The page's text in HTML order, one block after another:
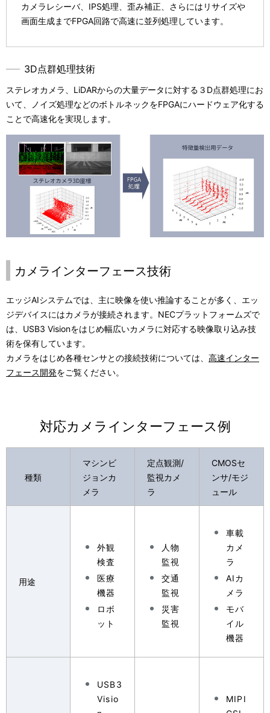
カメラレシーバ、IPS処理、歪み補正、さらにはリサイズや
画面生成までFPGA回路で高速に並列処理しています。
3D点群処理技術
ステレオカメラ、LiDARからの大量データに対する３D点群処理にお
いて、ノイズ処理などのボトルネックをFPGAにハードウェア化する
ことで高速化を実現します。
カメラインターフェース技術
エッジAIシステムでは、主に映像を使い推論することが多く、エッ
ジデバイスにはカメラが接続されます。NECプラットフォームズで
は、USB3 Visionをはじめ幅広いカメラに対応する映像取り込み技
術を保有しています。
カメラをはじめ各種センサとの接続技術については、 高速インター
フェース開発をご覧ください。
対応カメラインターフェース例
種類
マシンビ
ジョンカ
メラ
定点観測/
監視カメ
ラ
CMOSセ
ンサ/モジ
ュール
用途
外観
検査
医療
機器
ロボ
ット
人物
監視
交通
監視
災害
監視
車載
カメ
ラ
AIカ
メラ
モバ
イル
機器
USB3
Visio
MIPI